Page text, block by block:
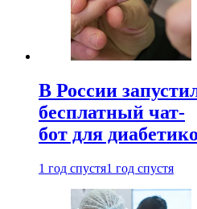
В России
бесплатный чат-
бот для
1 год спустя1 год спустя